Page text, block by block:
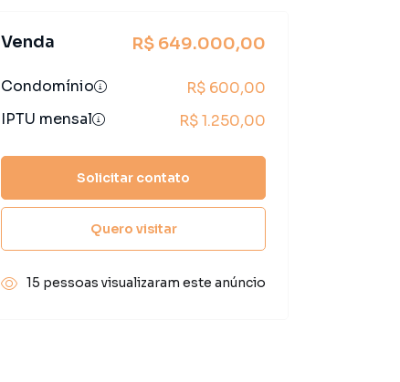
Venda R$ 649.000,00
Condomínio
R$ 600,00
IPTU mensal
R$ 1.250,00
Solicitar contato
Quero visitar
15 pessoas visualizaram este anúncio